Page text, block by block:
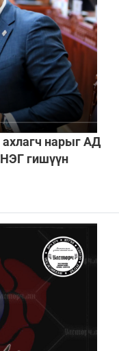
нарыг АД
гишүүн